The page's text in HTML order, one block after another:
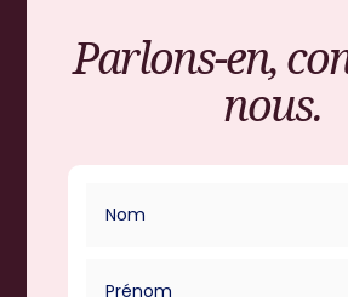
Parlons-en,
nous.